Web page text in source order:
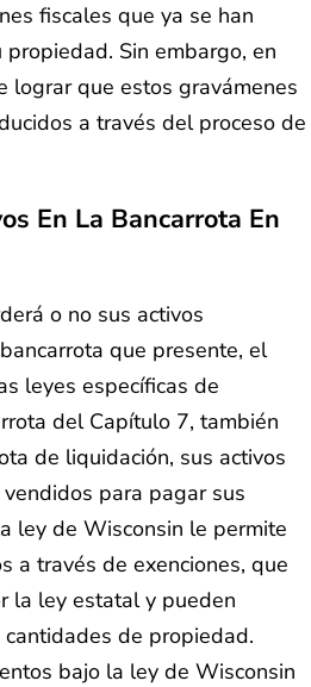
fiscales que ya se han
Sin embargo, en
lograr que estos gravámenes
a través del proceso de
En La Bancarrota En
o no sus activos
que presente, el
leyes específicas de
del Capítulo 7, también
de liquidación, sus activos
para pagar sus
ley de Wisconsin le permite
a través de exenciones, que
la ley estatal y pueden
de propiedad.
bajo la ley de Wisconsin